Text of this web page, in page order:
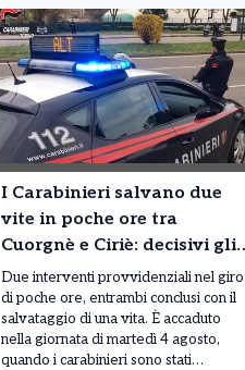
I Carabinieri salvano due
vite in poche ore tra
Cuorgnè e Ciriè: decisivi gli
interventi su un motociclista
e un 76enne
Due interventi provvidenziali nel giro
di poche ore, entrambi conclusi con il
salvataggio di una vita. È accaduto
nella giornata di martedì 4 agosto,
quando i carabinieri sono stati